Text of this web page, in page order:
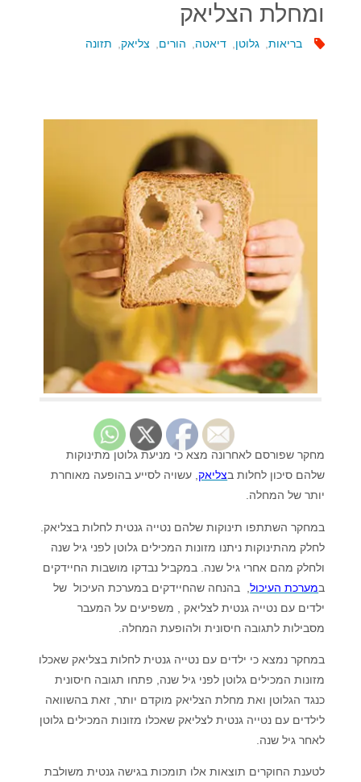
ומחלת הצליאק
בריאות גלוטן דיאטה הורים צליאק, תזונה
מחקר שפורסם לאחרונה מצא כי מניעת גלוטן מתינוקות
שלהם סיכון לחלות בצליאק, עשויה לסייע בהופעה מאוחרת
יותר של המחלה.
במחקר השתתפו תינוקות שלהם נטייה גנטית לחלות בצליאק.
לחלק מהתינוקות ניתנו מזונות המכילים גלוטן לפני גיל שנה
ולחלק מהם אחרי גיל שנה. במקביל נבדקו מושבות החיידקים
במערכת העיכול, בהנחה שהחיידקים במערכת העיכול של
ילדים עם נטייה גנטית לצליאק , משפיעים על המעבר
מסבילות לתגובה חיסונית ולהופעת המחלה.
במחקר נמצא כי ילדים עם נטייה גנטית לחלות בצליאק שאכלו
מזונות המכילים גלוטן לפני גיל שנה, פתחו תגובה חיסונית
כנגד הגלוטן ואת מחלת הצליאק מוקדם יותר, זאת בהשוואה
לילדים עם נטייה גנטית לצליאק שאכלו מזונות המכילים גלוטן
לאחר גיל שנה.
לטענת החוקרים תוצאות אלו תומכות בגישה גנטית משולבת